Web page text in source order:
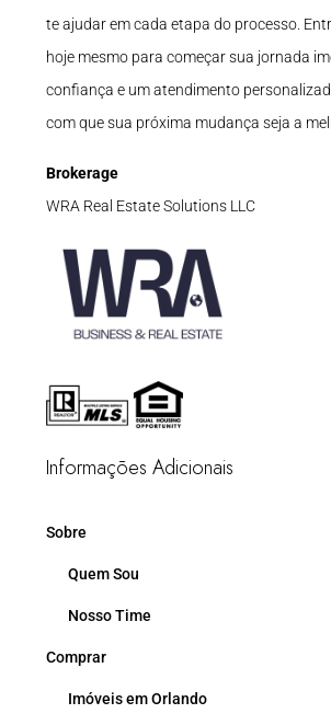
te ajudar em cada etapa do processo.
hoje mesmo para começar sua jornada
confiança e um atendimento
com que sua próxima mudança seja a
Brokerage
WRA Real Estate Solutions LLC
Informações Adicionais
Sobre
Quem Sou
Nosso Time
Comprar
Imóveis em Orlando